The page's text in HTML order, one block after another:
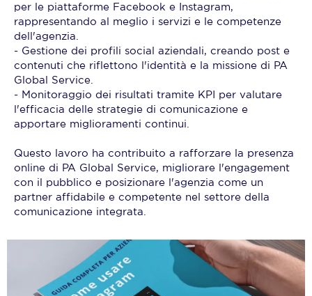
per le piattaforme Facebook e Instagram,
rappresentando al meglio i servizi e le competenze
dell'agenzia.
- Gestione dei profili social aziendali, creando post e
contenuti che riflettono l'identità e la missione di PA
Global Service.
- Monitoraggio dei risultati tramite KPI per valutare
l'efficacia delle strategie di comunicazione e
apportare miglioramenti continui.
Questo lavoro ha contribuito a rafforzare la presenza
online di PA Global Service, migliorare l'engagement
con il pubblico e posizionare l'agenzia come un
partner affidabile e competente nel settore della
comunicazione integrata.